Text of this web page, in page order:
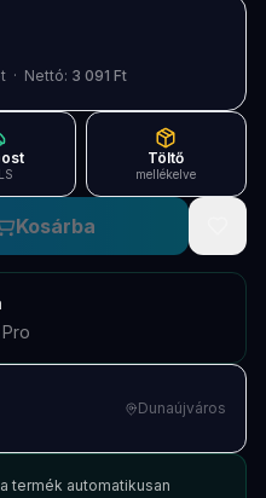
t · Nettó: 3 091 Ft
Töltő
mellékelve
Kosárba
Dunaújváros
termék automatikusan